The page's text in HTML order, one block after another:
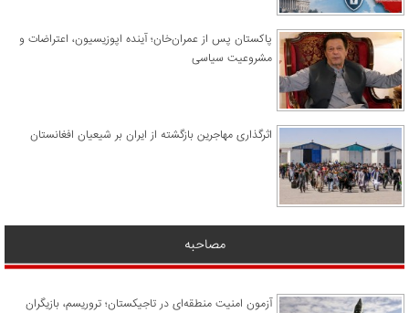
پاکستان پس از عمران‌خان؛ آینده اپوزیسیون، اعتراضات و
مشروعیت سیاسی
اثرگذاری مهاجرین بازگشته از ایران بر شیعیان افغانستان
مصاحبه
آزمون امنیت منطقه‌ای در تاجیکستان؛ تروریسم، بازیگران